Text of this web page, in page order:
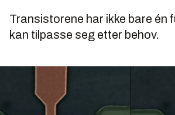
Transistorene har ikke bare én
kan tilpasse seg etter behov.